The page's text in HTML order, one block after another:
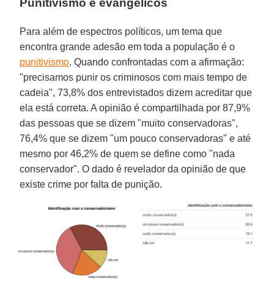
Para além de espectros políticos, um tema que
encontra grande adesão em toda a população é o
punitivismo. Quando confrontadas com a afirmação:
"precisamos punir os criminosos com mais tempo de
cadeia", 73,8% dos entrevistados dizem acreditar que
ela está correta. A opinião é compartilhada por 87,9%
das pessoas que se dizem "muito conservadoras",
76,4% que se dizem "um pouco conservadoras" e até
mesmo por 46,2% de quem se define como "nada
conservador". O dado é revelador da opinião de que
existe crime por falta de punição.